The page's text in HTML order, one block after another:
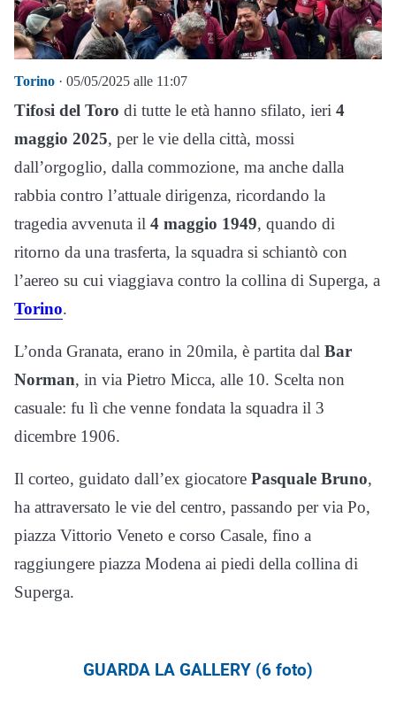
Torino · 05/05/2025 alle 11:07
Tifosi del Toro di tutte le età hanno sfilato, ieri 4
maggio 2025, per le vie della città, mossi
dall’orgoglio, dalla commozione, ma anche dalla
rabbia contro l’attuale dirigenza, ricordando la
tragedia avvenuta il 4 maggio 1949, quando di
ritorno da una trasferta, la squadra si schiantò con
l’aereo su cui viaggiava contro la collina di Superga, a
Torino.
L’onda Granata, erano in 20mila, è partita dal Bar
Norman, in via Pietro Micca, alle 10. Scelta non
casuale: fu lì che venne fondata la squadra il 3
dicembre 1906.
Il corteo, guidato dall’ex giocatore Pasquale Bruno,
ha attraversato le vie del centro, passando per via Po,
piazza Vittorio Veneto e corso Casale, fino a
raggiungere piazza Modena ai piedi della collina di
Superga.
GUARDA LA GALLERY (6 foto)